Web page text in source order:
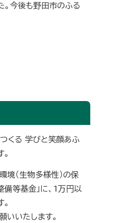
。今後も野田市のふる
くる 学びと笑顔あふ
境（生物多様性）の保
等基金」に、1万円以
いいたします。